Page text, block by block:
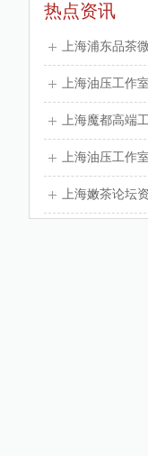
热点资讯
上海浦东品茶
上海油压工作
开
上海魔都高端
解析_162
上海油压工作
服务解析_170
上海嫩茶论坛